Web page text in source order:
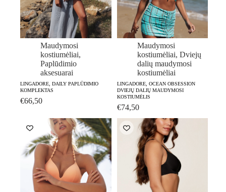
Maudymosi
kostiumėliai,
Paplūdimio
aksesuarai
LINGADORE, DAILY PAPLŪDIMIO
KOMPLEKTAS
€66,50
Maudymosi
kostiumėliai, Dviejų
dalių maudymosi
kostiumėliai
LINGADORE, OCEAN OBSESSION
DVIEJŲ DALIŲ MAUDYMOSI
KOSTIUMĖLIS
€74,50